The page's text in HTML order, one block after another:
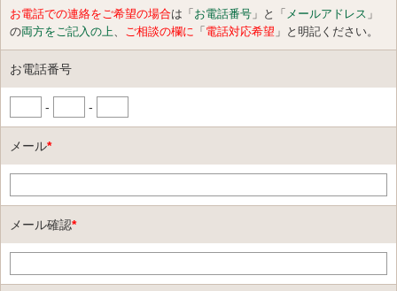
お電話での連絡をご希望の場合は「 お電話番号 」と「 メールアドレス 」
の両方をご記入の上 ご相談の欄に 「 電話対応希望 」と明記ください。
お電話番号
- -
メール*
メール確認*